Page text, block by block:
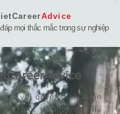
Advice
mọi thắc mắc trong sự nghiệp
với quyết định quan
một lời khuyên hữu